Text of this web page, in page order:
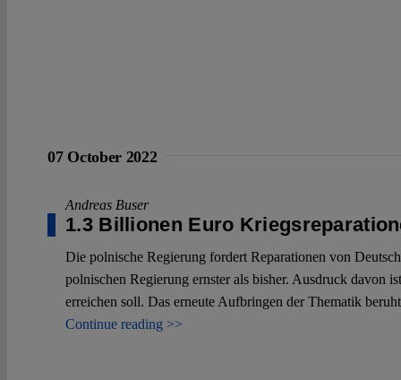
07 October 2022
Andreas Buser
1.3 Billionen Euro
Die polnische Regierung fordert Reparationen von
polnischen Regierung ernster als bisher. Ausdruck davon
erreichen soll. Das erneute Aufbringen der Thematik
Continue reading >>